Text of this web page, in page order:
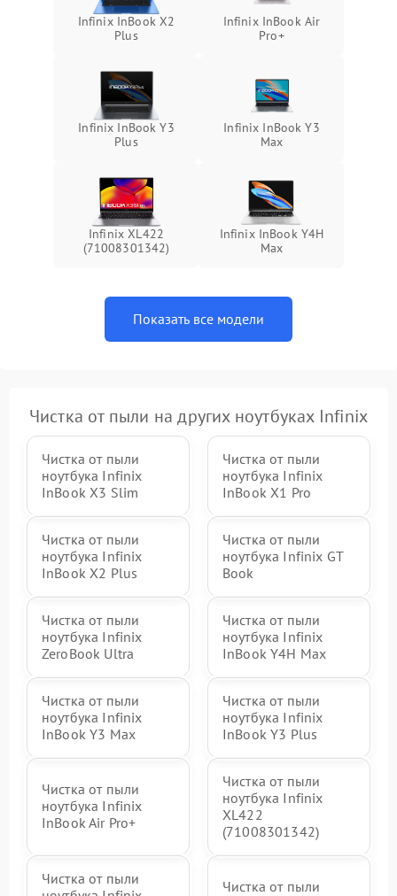
Infinix InBook X2
Plus
Infinix InBook Air
Pro+
Infinix InBook Y3
Plus
Infinix InBook Y3
Max
Infinix XL422
(71008301342)
Infinix InBook Y4H
Max
Показать все модели
Чистка от пыли на других ноутбуках Infinix
Чистка от пыли
ноутбука Infinix
InBook X3 Slim
Чистка от пыли
ноутбука Infinix
InBook X1 Pro
Чистка от пыли
ноутбука Infinix
InBook X2 Plus
Чистка от пыли
ноутбука Infinix GT
Book
Чистка от пыли
ноутбука Infinix
ZeroBook Ultra
Чистка от пыли
ноутбука Infinix
InBook Y4H Max
Чистка от пыли
ноутбука Infinix
InBook Y3 Max
Чистка от пыли
ноутбука Infinix
InBook Y3 Plus
Чистка от пыли
ноутбука Infinix
InBook Air Pro+
Чистка от пыли
ноутбука Infinix
XL422
(71008301342)
Чистка от пыли
Чистка от пыли